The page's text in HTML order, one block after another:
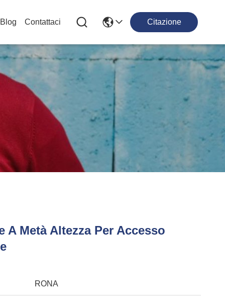
Blog Contattaci Citazione
A Metà Altezza Per Accesso
RONA